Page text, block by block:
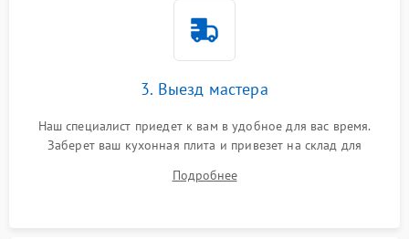
3. Выезд мастера
Наш специалист приедет к вам в удобное для вас время.
Заберет ваш кухонная плита и привезет на склад для
Подробнее